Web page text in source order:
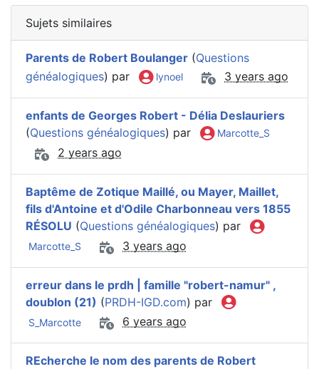
Sujets similaires
Parents de Robert Boulanger (Questions
généalogiques) par lynoel 3 years ago
enfants de Georges Robert - Délia Deslauriers
(Questions généalogiques) par Marcotte_S
2 years ago
Baptême de Zotique Maillé, ou Mayer, Maillet,
fils d'Antoine et d'Odile Charbonneau vers 1855
RÉSOLU (Questions généalogiques) par
Marcotte_S 3 years ago
erreur dans le prdh | famille "robert-namur" ,
doublon (21) (PRDH-IGD.com) par
S_Marcotte 6 years ago
REcherche le nom des parents de Robert